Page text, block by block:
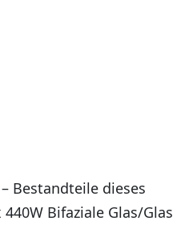
Bestandteile dieses
Bifaziale Glas/Glas